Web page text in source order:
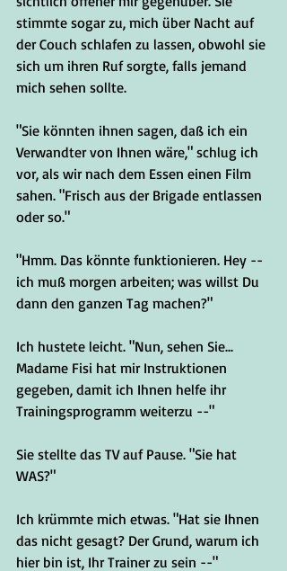
stimmte sogar zu, mich über Nacht auf
der Couch schlafen zu lassen, obwohl sie
sich um ihren Ruf sorgte, falls jemand
mich sehen sollte.
"Sie könnten ihnen sagen, daß ich ein
Verwandter von Ihnen wäre," schlug ich
vor, als wir nach dem Essen einen Film
sahen. "Frisch aus der Brigade entlassen
oder so."
"Hmm. Das könnte funktionieren. Hey --
ich muß morgen arbeiten; was willst Du
dann den ganzen Tag machen?"
Ich hustete leicht. "Nun, sehen Sie...
Madame Fisi hat mir Instruktionen
gegeben, damit ich Ihnen helfe ihr
Trainingsprogramm weiterzu --"
Sie stellte das TV auf Pause. "Sie hat
WAS?"
Ich krümmte mich etwas. "Hat sie Ihnen
das nicht gesagt? Der Grund, warum ich
hier bin ist, Ihr Trainer zu sein --"